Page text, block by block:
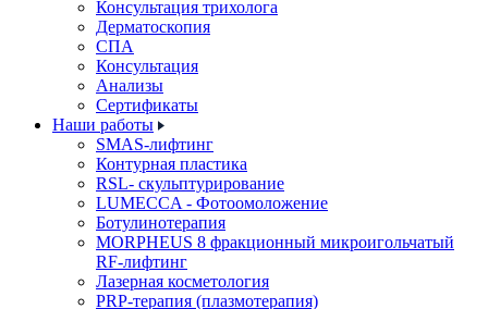
Консультация трихолога
Дерматоскопия
СПА
Консультация
Анализы
Cертификаты
Наши работы
SMAS-лифтинг
Контурная пластика
RSL- скульптурирование
LUMECCA - Фотоомоложение
Ботулинотерапия
MORPHEUS 8 фракционный микроигольчатый
RF-лифтинг
Лазерная косметология
PRP-терапия (плазмотерапия)